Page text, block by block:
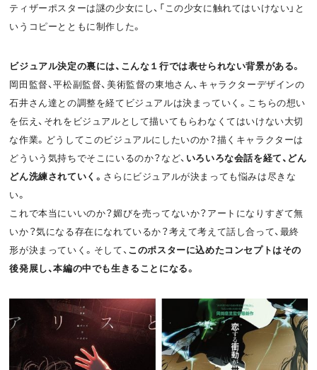
OFFICIAL
T
i
t
t
e
a
c
e
b
o
k
o
d
c
a
ティザーポスターは謎の少女にし、「この少女に触れてはいけない」と
いうコピーとともに制作した。
ビジュアル決定の裏には、こんな１行では表せられない背景がある。
岡田監督、平松副監督、美術監督の東地さん、キャラクターデザインの
石井さん達との調整を経てビジュアルは決まっていく。こちらの想い
を伝え、それをビジュアルとして描いてもらわなくてはいけない大切
な作業。どうしてこのビジュアルにしたいのか？描くキャラクターは
どういう気持ちでそこにいるのか？など、 いろいろな会話を経て、どん
どん洗練されていく。 さらにビジュアルが決まっても悩みは尽きな
い。
これで本当にいいのか？媚びを売ってないか？アートになりすぎて無
いか？気になる存在になれているか？考えて考えて話し合って、最終
形が決まっていく。そして、このポスターに込めたコンセプトはその
後発展し、本編の中でも生きることになる。